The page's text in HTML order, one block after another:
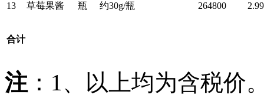
13 草莓果酱 瓶 约30g/瓶 264800
合计
注 ： 1、以上均为含税价